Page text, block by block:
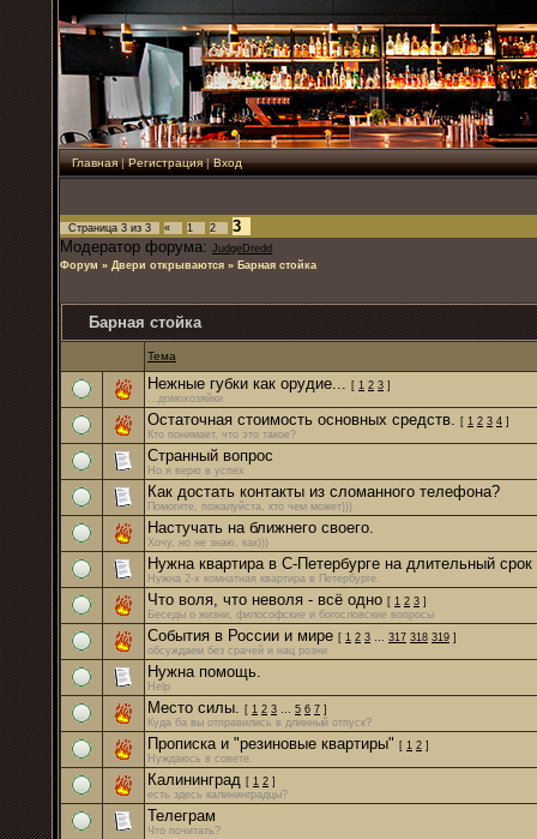
Главная|Регистрация|Вход
Страница 3 из 3 « 1 2
3
Модератор форума: JudgeDredd
Форум » Двери открываются » Барная стойка
Барная стойка
Тема
Нежные губки как орудие... [ 1 2 3 ]
...домохозяйки
Остаточная стоимость основных средств. [ 1 2 3 4 ]
Кто понимает, что это такое?
Странный вопрос
Но я верю в успех
Как достать контакты из сломанного телефона?
Помогите, пожалуйста, кто чем может)))
Настучать на ближнего своего.
Хочу, но не знаю, как)))
Нужна квартира в С-Петербурге на длительный срок
Нужна 2-х комнатная квартира в Петербурге.
Что воля, что неволя - всё одно [ 1 2 3 ]
Беседы о жизни, философские и богословские вопросы
События в России и мире [ 1 2 3 … 317 318 319 ]
обсуждаем без срачей и нац розни
Нужна помощь.
Help
Место силы. [ 1 2 3 … 5 6 7 ]
Куда ба вы отправились в длинный отпуск?
Прописка и "резиновые квартиры" [ 1 2 ]
Нуждаюсь в совете.
Калининград [ 1 2 ]
есть здесь калининградцы?
Телеграм
Что почитать?